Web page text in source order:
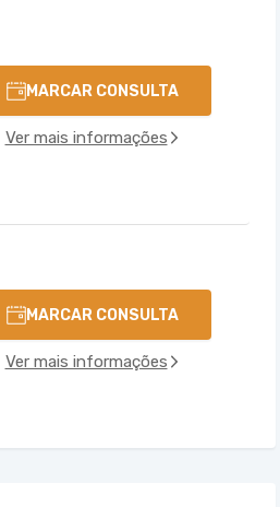
MARCAR CONSULTA
Ver mais informações
MARCAR CONSULTA
Ver mais informações